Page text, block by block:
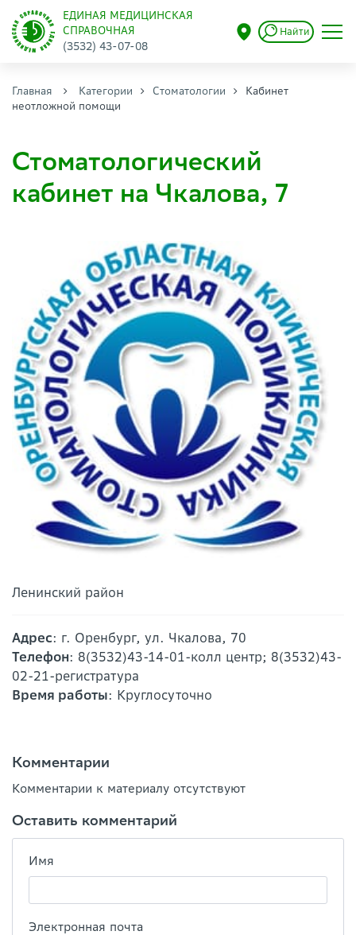
ЕДИНАЯ МЕДИЦИНСКАЯ
СПРАВОЧНАЯ
(3532) 43-07-08
Найти
Главная Категории Стоматологии
Кабинет
неотложной помощи
Стоматологический
кабинет на Чкалова, 7
Ленинский район
Адрес: г. Оренбург, ул. Чкалова, 70
Телефон: 8(3532)43-14-01-колл центр; 8(3532)43-
02-21-регистратура
Время работы: Круглосуточно
Комментарии
Комментарии к материалу отсутствуют
Оставить комментарий
Имя
Электронная почта